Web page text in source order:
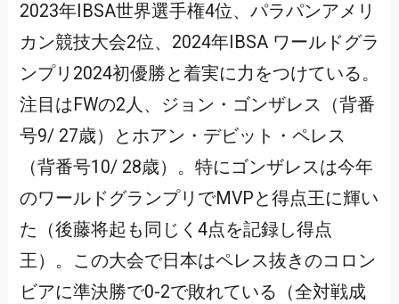
2023年IBSA世界選手権4位、パラパンアメリ
カン競技大会2位、2024年IBSA ワールドグラ
ンプリ2024初優勝と着実に力をつけている。
注目はFWの2人、ジョン・ゴンザレス（背番
号9/ 27歳）とホアン・デビット・ペレス
（背番号10/ 28歳）。特にゴンザレスは今年
のワールドグランプリでMVPと得点王に輝い
た（後藤将起も同じく4点を記録し得点
王）。この大会で日本はペレス抜きのコロン
ビアに準決勝で0-2で敗れている（全対戦成